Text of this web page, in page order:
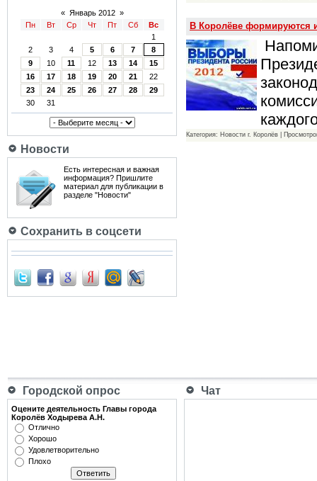
« Январь 2012 »
Пн
Вт Ср Чт Пт Сб
Вс
1
2
3 4 5 6 7
8
9
10 11 12 13 14
15
16
17 18 19 20 21
22
23
24 25 26 27 28
29
30
31
Новости
Есть интересная и важная
информация? Пришлите
материал для публикации в
разделе "Новости"
Сохранить в соцсети
В Королёве формируются
Категория: Новости г. Королёв |
Городской опрос Чат
Оцените деятельность Главы города
Королёв Ходырева А.Н.
Отлично
Хорошо
Удовлетворительно
Плохо